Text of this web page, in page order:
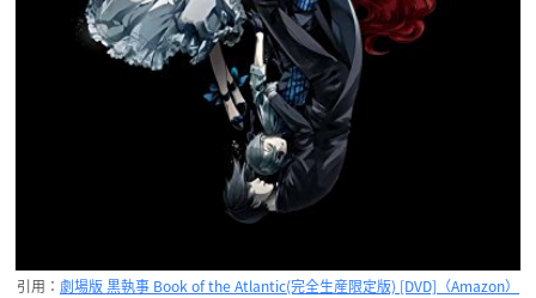
引用： 劇場版 黒執事 Book of the Atlantic(完全生産限定版) [DVD]（Amazon）